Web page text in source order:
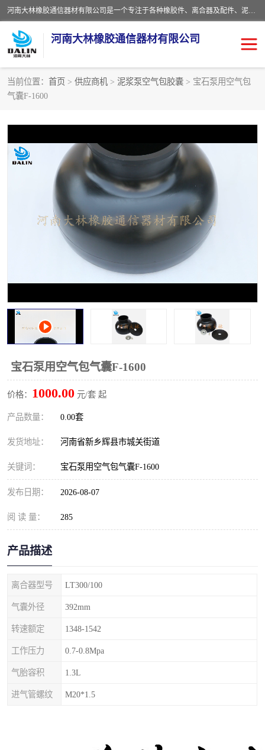
河南大林橡胶通信器材有限公司是一个专注于各种橡胶件、离合器及配件、泥浆泵及配件等产品设计制造和加工的企业。产品应用于矿山、冶金、石油、钢铁、化工、水泥、船舶、造纸、通用机械等各种大功率机械传动或制动装置。
河南大林橡胶通信器材有限公司
当前位置： 首页 > 供应商机 > 泥浆泵空气包胶囊 > 宝石泵用空气包
气囊F-1600
宝石泵用空气包气囊F-1600
价格： 1000.00 元/套 起
产品数量： 0.00套
发货地址： 河南省新乡辉县市城关街道
关键词： 宝石泵用空气包气囊F-1600
发布日期： 2026-08-07
阅 读 量： 285
产品描述
离合器型号 LT300/100
气囊外径 392mm
转速额定 1348-1542
工作压力 0.7-0.8Mpa
气胎容积 1.3L
进气管螺纹 M20*1.5
推盘离合器
PO隔膜离合器 气胎离合器
泥浆泵空气包胶囊 气动元件
DY隔膜式离合器 CB离合器
实芯轮胎
联轴器
橡胶件 液力端配件